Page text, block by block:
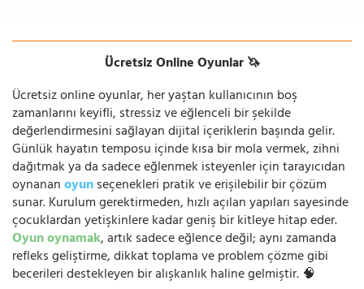
Ücretsiz Online Oyunlar 🦄
Ücretsiz online oyunlar, her yaştan kullanıcının boş
zamanlarını keyifli, stressiz ve eğlenceli bir şekilde
değerlendirmesini sağlayan dijital içeriklerin başında gelir.
Günlük hayatın temposu içinde kısa bir mola vermek, zihni
dağıtmak ya da sadece eğlenmek isteyenler için tarayıcıdan
oynananoyunseçenekleri pratik ve erişilebilir bir çözüm
sunar. Kurulum gerektirmeden, hızlı açılan yapıları sayesinde
çocuklardan yetişkinlere kadar geniş bir kitleye hitap eder.
Oyun oynamak, artık sadece eğlence değil; aynı zamanda
refleks geliştirme, dikkat toplama ve problem çözme gibi
becerileri destekleyen bir alışkanlık haline gelmiştir. 🧠